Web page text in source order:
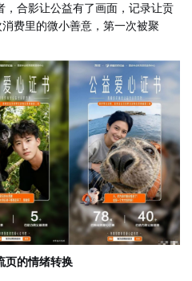
，合影让公益有了画面，记录让贡
费里的微小善意，第一次被聚
页的情绪转换